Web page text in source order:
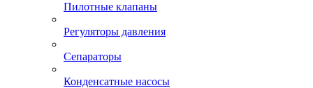
Пилотные клапаны
Регуляторы давления
Сепараторы
Конденсатные насосы